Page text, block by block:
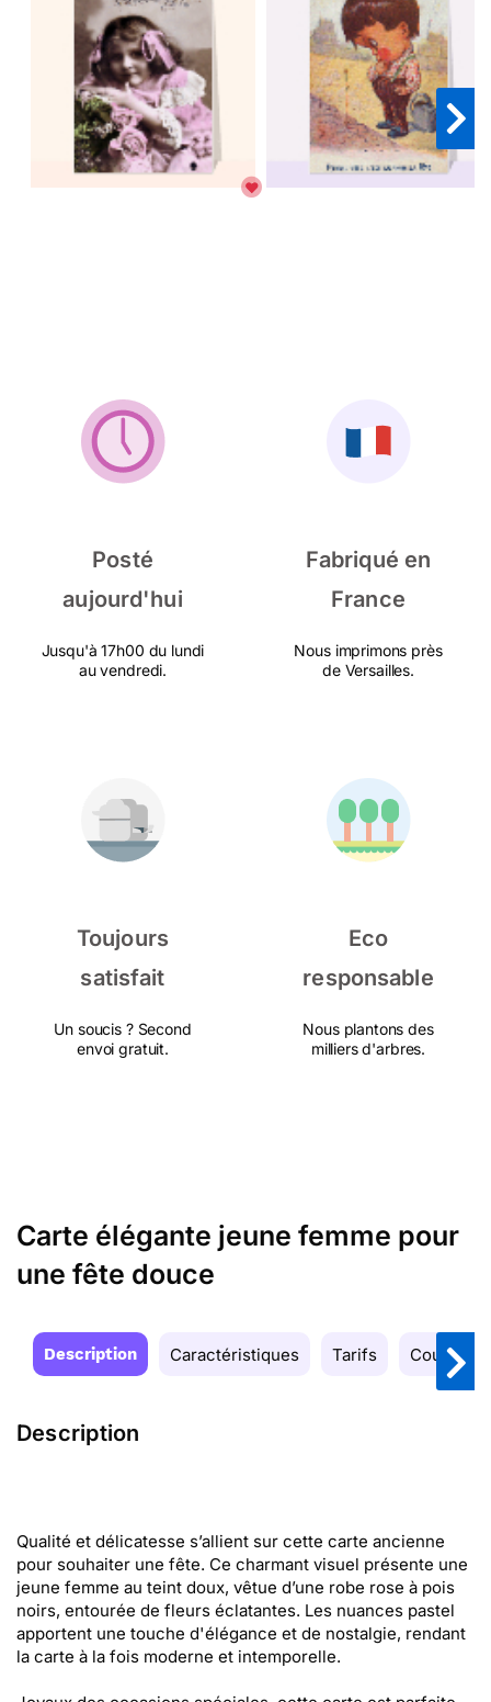
Posté
aujourd'hui
Jusqu'à 17h00 du lundi
au vendredi.
Fabriqué en
France
Nous imprimons près
de Versailles.
Toujours
satisfait
Un soucis ? Second
envoi gratuit.
Eco
responsable
Nous plantons des
milliers d'arbres.
Carte élégante jeune femme pour
une fête douce
Description Caractéristiques Tarifs Couleurs
Description
Qualité et délicatesse s’allient sur cette carte ancienne
pour souhaiter une fête. Ce charmant visuel présente une
jeune femme au teint doux, vêtue d’une robe rose à pois
noirs, entourée de fleurs éclatantes. Les nuances pastel
apportent une touche d'élégance et de nostalgie, rendant
la carte à la fois moderne et intemporelle.